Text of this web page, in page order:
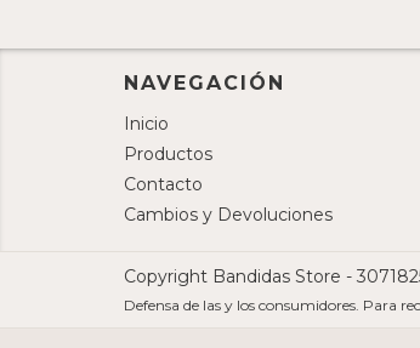
NAVEGACIÓN
Inicio
Productos
Contacto
Cambios y Devoluciones
Copyright Bandidas Store -
Defensa de las y los consumidores. Para